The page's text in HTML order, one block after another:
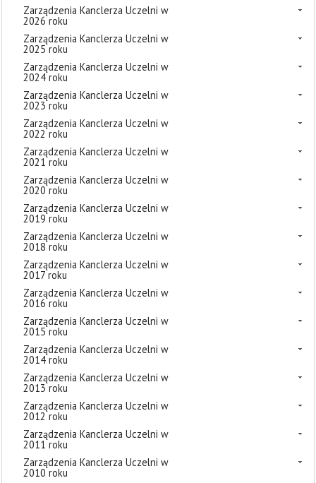
Zarządzenia Kanclerza Uczelni w
2026 roku
Zarządzenia Kanclerza Uczelni w
2025 roku
Zarządzenia Kanclerza Uczelni w
2024 roku
Zarządzenia Kanclerza Uczelni w
2023 roku
Zarządzenia Kanclerza Uczelni w
2022 roku
Zarządzenia Kanclerza Uczelni w
2021 roku
Zarządzenia Kanclerza Uczelni w
2020 roku
Zarządzenia Kanclerza Uczelni w
2019 roku
Zarządzenia Kanclerza Uczelni w
2018 roku
Zarządzenia Kanclerza Uczelni w
2017 roku
Zarządzenia Kanclerza Uczelni w
2016 roku
Zarządzenia Kanclerza Uczelni w
2015 roku
Zarządzenia Kanclerza Uczelni w
2014 roku
Zarządzenia Kanclerza Uczelni w
2013 roku
Zarządzenia Kanclerza Uczelni w
2012 roku
Zarządzenia Kanclerza Uczelni w
2011 roku
Zarządzenia Kanclerza Uczelni w
2010 roku